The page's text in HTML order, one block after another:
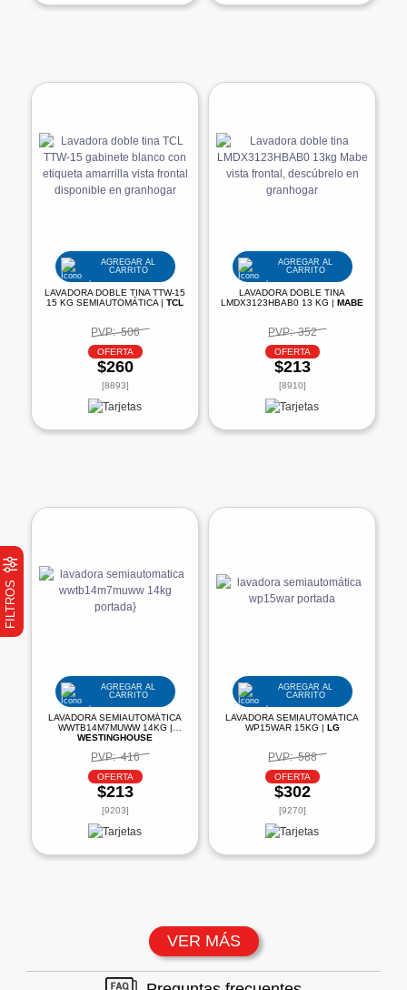
FILTROS
AGREGAR AL
CARRITO
LAVADORA DOBLE TINA TTW-15
15 KG SEMIAUTOMÁTICA | TCL
PVP: 506
OFERTA
$260
[8893]
AGREGAR AL
CARRITO
LAVADORA DOBLE TINA
LMDX3123HBAB0 13 KG | MABE
PVP: 352
OFERTA
$213
[8910]
AGREGAR AL
CARRITO
LAVADORA SEMIAUTOMÁTICA
WWTB14M7MUWW 14KG |
WESTINGHOUSE
PVP: 416
OFERTA
$213
[9203]
AGREGAR AL
CARRITO
LAVADORA SEMIAUTOMÁTICA
WP15WAR 15KG | LG
PVP: 588
OFERTA
$302
[9270]
VER MÁS